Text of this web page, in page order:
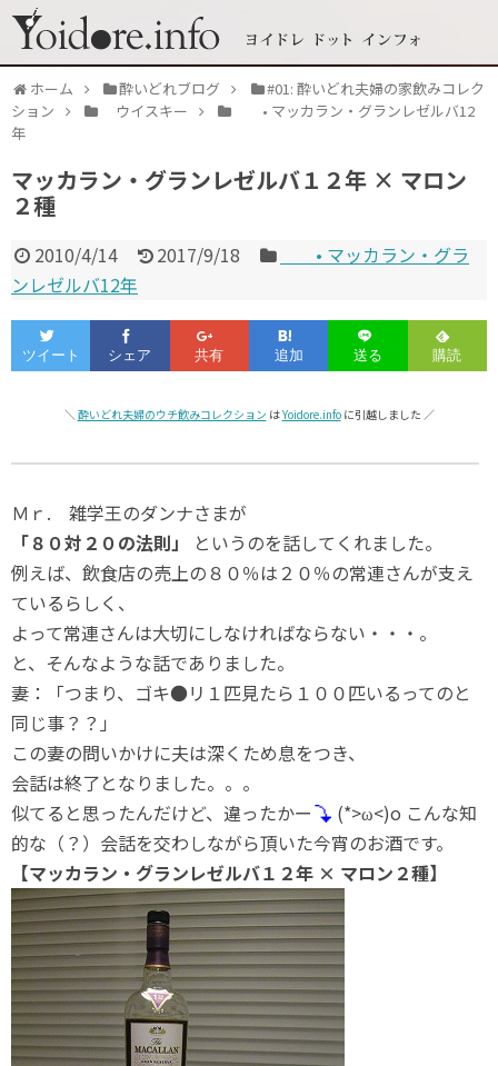
ホーム 酔いどれブログ
#01: 酔いどれ夫婦の家飲みコレク
ション
ウイスキー
• マッカラン・グランレゼルバ12
年
マッカラン・グランレゼルバ１２年 × マロン
２種
2010/4/14 2017/9/18
• マッカラン・グラ
ンレゼルバ12年
＼ 酔いどれ夫婦のウチ飲みコレクション はYoidore.infoに引越しました ／
Ｍｒ. 雑学王のダンナさまが
「８０対２０の法則」
というのを話してくれました。
例えば、飲食店の売上の８０％は２０％の常連さんが支え
ているらしく、
よって常連さんは大切にしなければならない・・・。
と、そんなような話でありました。
妻：「つまり、ゴキ●リ１匹見たら１００匹いるってのと
同じ事？？」
この妻の問いかけに夫は深くため息をつき、
会話は終了となりました。。。
似てると思ったんだけど、違ったかー
(*>ω<)o こんな知
的な（？）会話を交わしながら頂いた今宵のお酒です。
【マッカラン・グランレゼルバ１２年 × マロン２種】